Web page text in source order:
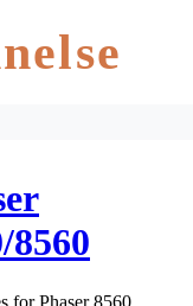
8560
cyan
for Phaser 8560